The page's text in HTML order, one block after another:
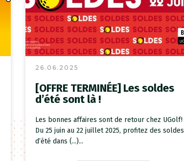
26.06.2025
[OFFRE TERMINÉE] Les soldes
d’été sont là !
Les bonnes affaires sont de retour chez UGolf!
Du 25 juin au 22 juillet 2025, profitez des soldes
d’été dans (...)...